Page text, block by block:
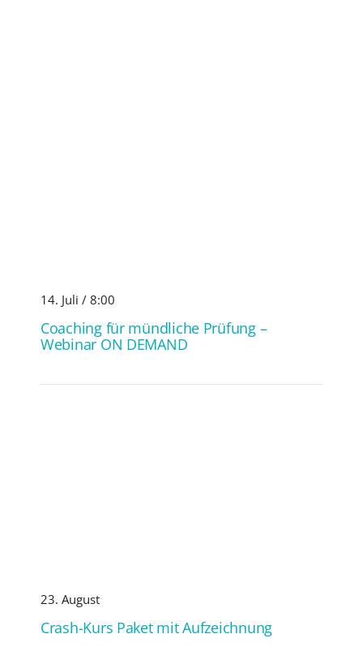
14. Juli / 8:00
Coaching für mündliche Prüfung –
Webinar ON DEMAND
23. August
Crash-Kurs Paket mit Aufzeichnung